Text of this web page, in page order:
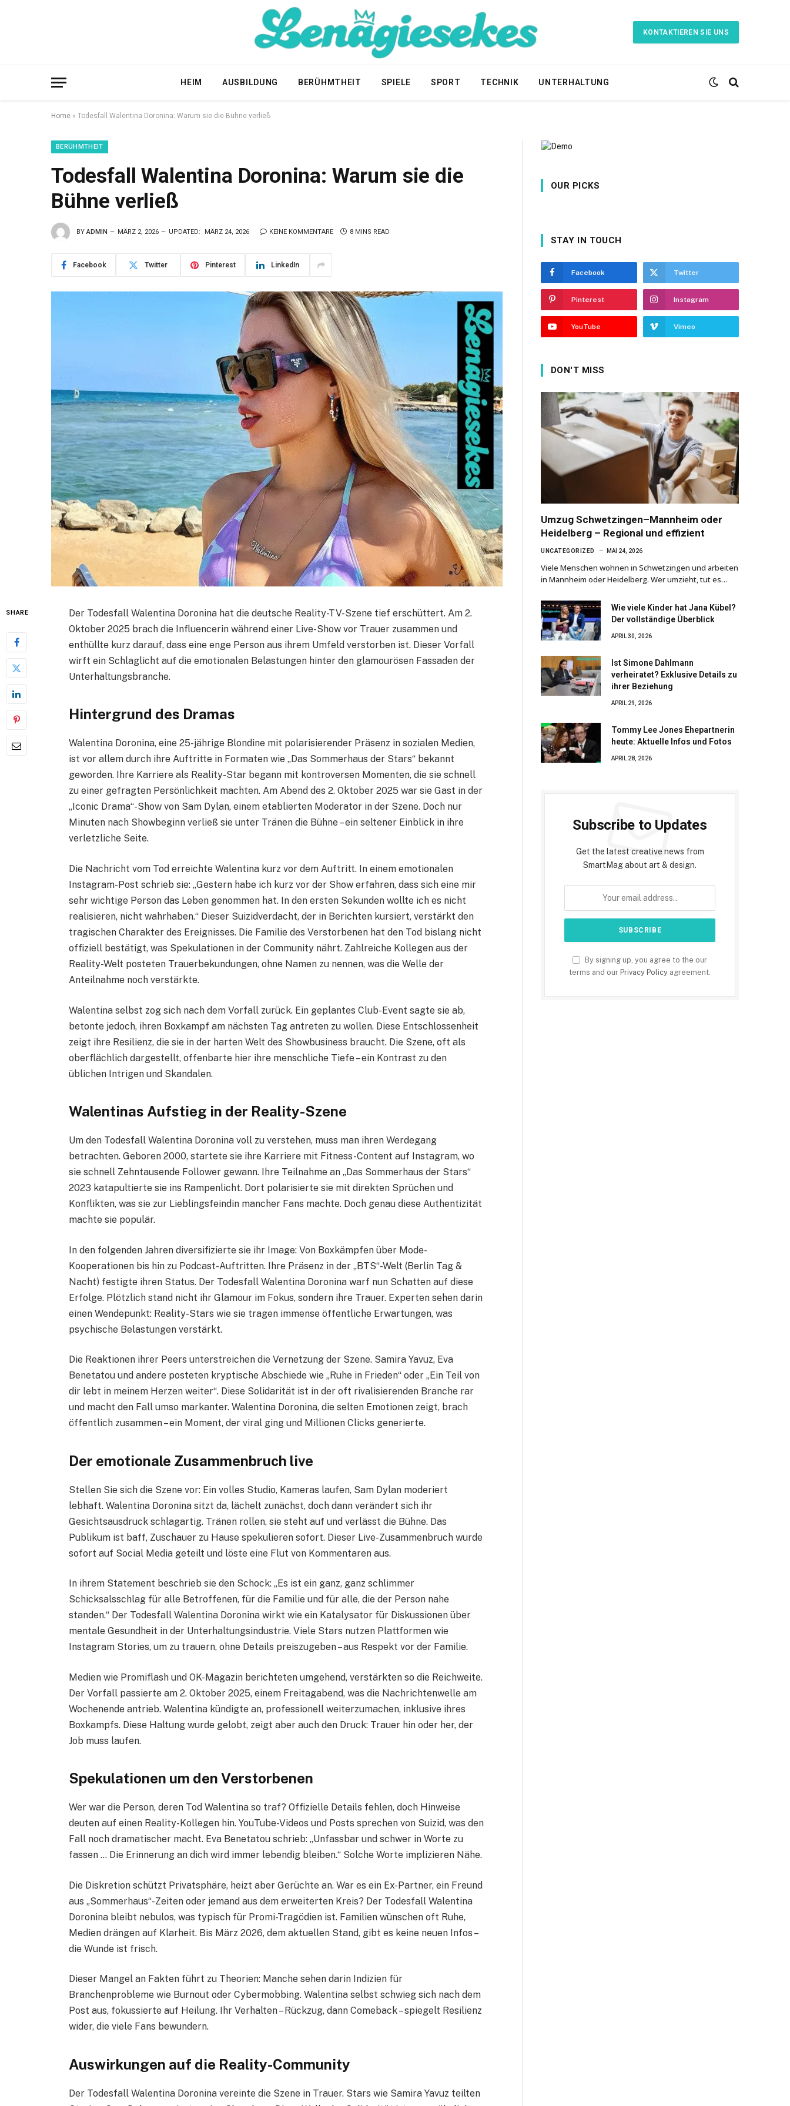
KONTAKTIEREN SIE UNS
HEIM AUSBILDUNG BERÜHMTHEIT SPIELE SPORT TECHNIK UNTERHALTUNG
Home » Todesfall Walentina Doronina: Warum sie die Bühne verließ
BERÜHMTHEIT
Todesfall Walentina Doronina: Warum sie die
Bühne verließ
BY ADMIN MÄRZ 2, 2026 UPDATED: MÄRZ 24, 2026 KEINE KOMMENTARE 8 MINS READ
Facebook Twitter Pinterest LinkedIn
SHARE
Der Todesfall Walentina Doronina hat die deutsche Reality-TV-Szene tief erschüttert. Am 2.
Oktober 2025 brach die Influencerin während einer Live-Show vor Trauer zusammen und
enthüllte kurz darauf, dass eine enge Person aus ihrem Umfeld verstorben ist. Dieser Vorfall
wirft ein Schlaglicht auf die emotionalen Belastungen hinter den glamourösen Fassaden der
Unterhaltungsbranche.
Hintergrund des Dramas
Walentina Doronina, eine 25-jährige Blondine mit polarisierender Präsenz in sozialen Medien,
ist vor allem durch ihre Auftritte in Formaten wie „Das Sommerhaus der Stars“ bekannt
geworden. Ihre Karriere als Reality-Star begann mit kontroversen Momenten, die sie schnell
zu einer gefragten Persönlichkeit machten. Am Abend des 2. Oktober 2025 war sie Gast in der
„Iconic Drama“-Show von Sam Dylan, einem etablierten Moderator in der Szene. Doch nur
Minuten nach Showbeginn verließ sie unter Tränen die Bühne – ein seltener Einblick in ihre
verletzliche Seite.
Die Nachricht vom Tod erreichte Walentina kurz vor dem Auftritt. In einem emotionalen
Instagram-Post schrieb sie: „Gestern habe ich kurz vor der Show erfahren, dass sich eine mir
sehr wichtige Person das Leben genommen hat. In den ersten Sekunden wollte ich es nicht
realisieren, nicht wahrhaben.“ Dieser Suizidverdacht, der in Berichten kursiert, verstärkt den
tragischen Charakter des Ereignisses. Die Familie des Verstorbenen hat den Tod bislang nicht
offiziell bestätigt, was Spekulationen in der Community nährt. Zahlreiche Kollegen aus der
Reality-Welt posteten Trauerbekundungen, ohne Namen zu nennen, was die Welle der
Anteilnahme noch verstärkte.​
Walentina selbst zog sich nach dem Vorfall zurück. Ein geplantes Club-Event sagte sie ab,
betonte jedoch, ihren Boxkampf am nächsten Tag antreten zu wollen. Diese Entschlossenheit
zeigt ihre Resilienz, die sie in der harten Welt des Showbusiness braucht. Die Szene, oft als
oberflächlich dargestellt, offenbarte hier ihre menschliche Tiefe – ein Kontrast zu den
üblichen Intrigen und Skandalen.
Walentinas Aufstieg in der Reality-Szene
Um den Todesfall Walentina Doronina voll zu verstehen, muss man ihren Werdegang
betrachten. Geboren 2000, startete sie ihre Karriere mit Fitness-Content auf Instagram, wo
sie schnell Zehntausende Follower gewann. Ihre Teilnahme an „Das Sommerhaus der Stars“
2023 katapultierte sie ins Rampenlicht. Dort polarisierte sie mit direkten Sprüchen und
Konflikten, was sie zur Lieblingsfeindin mancher Fans machte. Doch genau diese Authentizität
machte sie populär.
In den folgenden Jahren diversifizierte sie ihr Image: Von Boxkämpfen über Mode-
Kooperationen bis hin zu Podcast-Auftritten. Ihre Präsenz in der „BTS“-Welt (Berlin Tag &
Nacht) festigte ihren Status. Der Todesfall Walentina Doronina warf nun Schatten auf diese
Erfolge. Plötzlich stand nicht ihr Glamour im Fokus, sondern ihre Trauer. Experten sehen darin
einen Wendepunkt: Reality-Stars wie sie tragen immense öffentliche Erwartungen, was
psychische Belastungen verstärkt.
Die Reaktionen ihrer Peers unterstreichen die Vernetzung der Szene. Samira Yavuz, Eva
Benetatou und andere posteten kryptische Abschiede wie „Ruhe in Frieden“ oder „Ein Teil von
dir lebt in meinem Herzen weiter“. Diese Solidarität ist in der oft rivalisierenden Branche rar
und macht den Fall umso markanter. Walentina Doronina, die selten Emotionen zeigt, brach
öffentlich zusammen – ein Moment, der viral ging und Millionen Clicks generierte.
Der emotionale Zusammenbruch live
Stellen Sie sich die Szene vor: Ein volles Studio, Kameras laufen, Sam Dylan moderiert
lebhaft. Walentina Doronina sitzt da, lächelt zunächst, doch dann verändert sich ihr
Gesichtsausdruck schlagartig. Tränen rollen, sie steht auf und verlässt die Bühne. Das
Publikum ist baff, Zuschauer zu Hause spekulieren sofort. Dieser Live-Zusammenbruch wurde
sofort auf Social Media geteilt und löste eine Flut von Kommentaren aus.
In ihrem Statement beschrieb sie den Schock: „Es ist ein ganz, ganz schlimmer
Schicksalsschlag für alle Betroffenen, für die Familie und für alle, die der Person nahe
standen.“ Der Todesfall Walentina Doronina wirkt wie ein Katalysator für Diskussionen über
mentale Gesundheit in der Unterhaltungsindustrie. Viele Stars nutzen Plattformen wie
Instagram Stories, um zu trauern, ohne Details preiszugeben – aus Respekt vor der Familie.
Medien wie Promiflash und OK-Magazin berichteten umgehend, verstärkten so die Reichweite.
Der Vorfall passierte am 2. Oktober 2025, einem Freitagabend, was die Nachrichtenwelle am
Wochenende antrieb. Walentina kündigte an, professionell weiterzumachen, inklusive ihres
Boxkampfs. Diese Haltung wurde gelobt, zeigt aber auch den Druck: Trauer hin oder her, der
Job muss laufen.
Spekulationen um den Verstorbenen
Wer war die Person, deren Tod Walentina so traf? Offizielle Details fehlen, doch Hinweise
deuten auf einen Reality-Kollegen hin. YouTube-Videos und Posts sprechen von Suizid, was den
Fall noch dramatischer macht. Eva Benetatou schrieb: „Unfassbar und schwer in Worte zu
fassen … Die Erinnerung an dich wird immer lebendig bleiben.“ Solche Worte implizieren Nähe.
Die Diskretion schützt Privatsphäre, heizt aber Gerüchte an. War es ein Ex-Partner, ein Freund
aus „Sommerhaus“-Zeiten oder jemand aus dem erweiterten Kreis? Der Todesfall Walentina
Doronina bleibt nebulos, was typisch für Promi-Tragödien ist. Familien wünschen oft Ruhe,
Medien drängen auf Klarheit. Bis März 2026, dem aktuellen Stand, gibt es keine neuen Infos –
die Wunde ist frisch.
Dieser Mangel an Fakten führt zu Theorien: Manche sehen darin Indizien für
Branchenprobleme wie Burnout oder Cybermobbing. Walentina selbst schwieg sich nach dem
Post aus, fokussierte auf Heilung. Ihr Verhalten – Rückzug, dann Comeback – spiegelt Resilienz
wider, die viele Fans bewundern.
Auswirkungen auf die Reality-Community
Der Todesfall Walentina Doronina vereinte die Szene in Trauer. Stars wie Samira Yavuz teilten
OUR PICKS
STAY IN TOUCH
Facebook Twitter
Pinterest Instagram
YouTube Vimeo
DON'T MISS
Umzug Schwetzingen–Mannheim oder
Heidelberg – Regional und effizient
UNCATEGORIZED MAI 24, 2026
Viele Menschen wohnen in Schwetzingen und arbeiten
in Mannheim oder Heidelberg. Wer umzieht, tut es…
Wie viele Kinder hat Jana Kübel?
Der vollständige Überblick
APRIL 30, 2026
Ist Simone Dahlmann
verheiratet? Exklusive Details zu
ihrer Beziehung
APRIL 29, 2026
Tommy Lee Jones Ehepartnerin
heute: Aktuelle Infos und Fotos
APRIL 28, 2026
Subscribe to Updates
Get the latest creative news from
SmartMag about art & design.
By signing up, you agree to the our
terms and our Privacy Policy agreement.